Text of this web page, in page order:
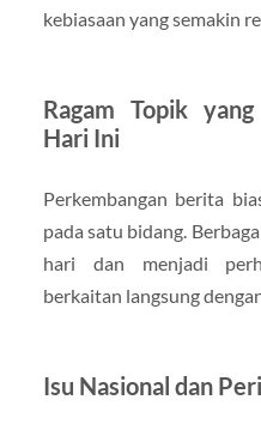
kebiasaan yang semakin
Ragam Topik
Hari Ini
Perkembangan berita
pada satu bidang.
hari dan menjadi
berkaitan langsung
Isu Nasional dan